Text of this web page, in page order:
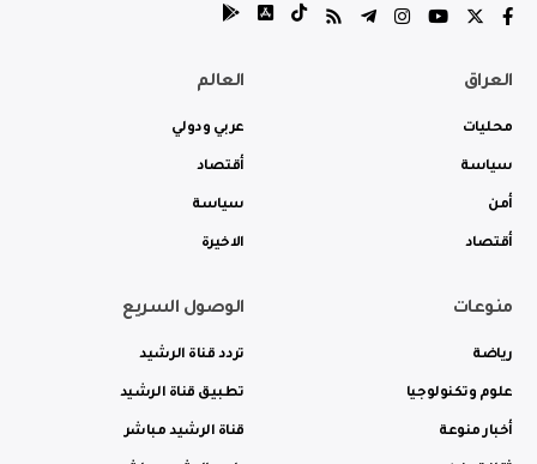
العراق
محليات
سياسة
أمن
أقتصاد
العالم
عربي ودولي
أقتصاد
سياسة
الاخيرة
منوعات
رياضة
علوم وتكنولوجيا
أخبار منوعة
الوصول السريع
تردد قناة الرشيد
تطبيق قناة الرشيد
قناة الرشيد مباشر